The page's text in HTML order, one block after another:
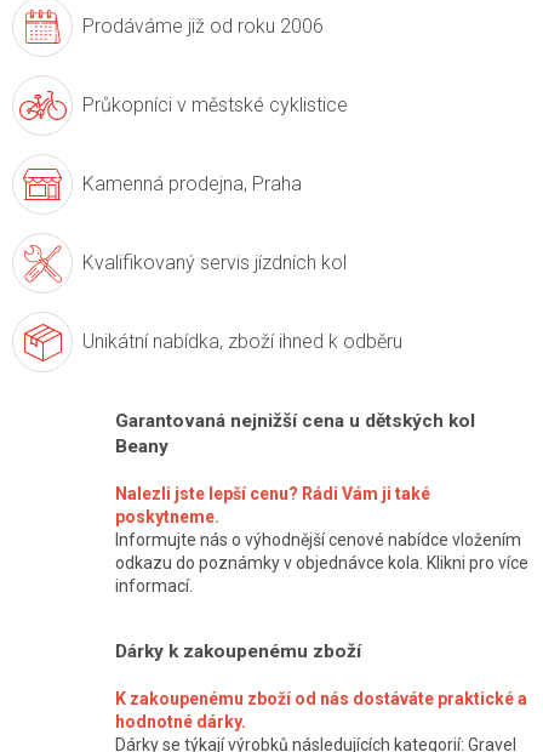
Prodáváme již od roku 2006
Průkopníci v městské cyklistice
Kamenná prodejna, Praha
Kvalifikovaný servis jízdních kol
Unikátní nabídka, zboží ihned k odběru
Garantovaná nejnižší cena u dětských kol
Beany
Nalezli jste lepší cenu? Rádi Vám ji také
poskytneme.
Informujte nás o výhodnější cenové nabídce vložením
odkazu do poznámky v objednávce kola. Klikni pro více
informací.
Dárky k zakoupenému zboží
K zakoupenému zboží od nás dostáváte praktické a
hodnotné dárky.
Dárky se týkají výrobků následujících kategorií: Gravel